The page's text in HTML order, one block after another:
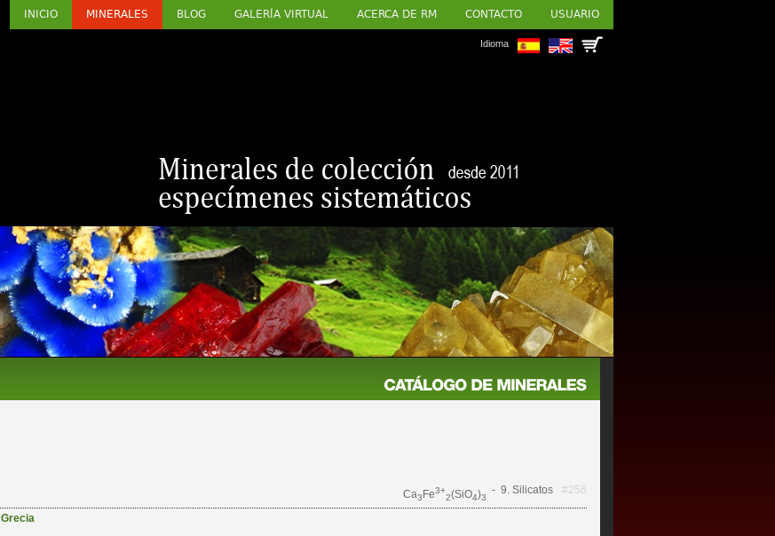
INICIO MINERALES BLOG GALERÍA VIRTUAL ACERCA DE RM CONTACTO USUARIO
Idioma
Ca3Fe3+
2(SiO4)3
- 9. Silicatos #256
Grecia